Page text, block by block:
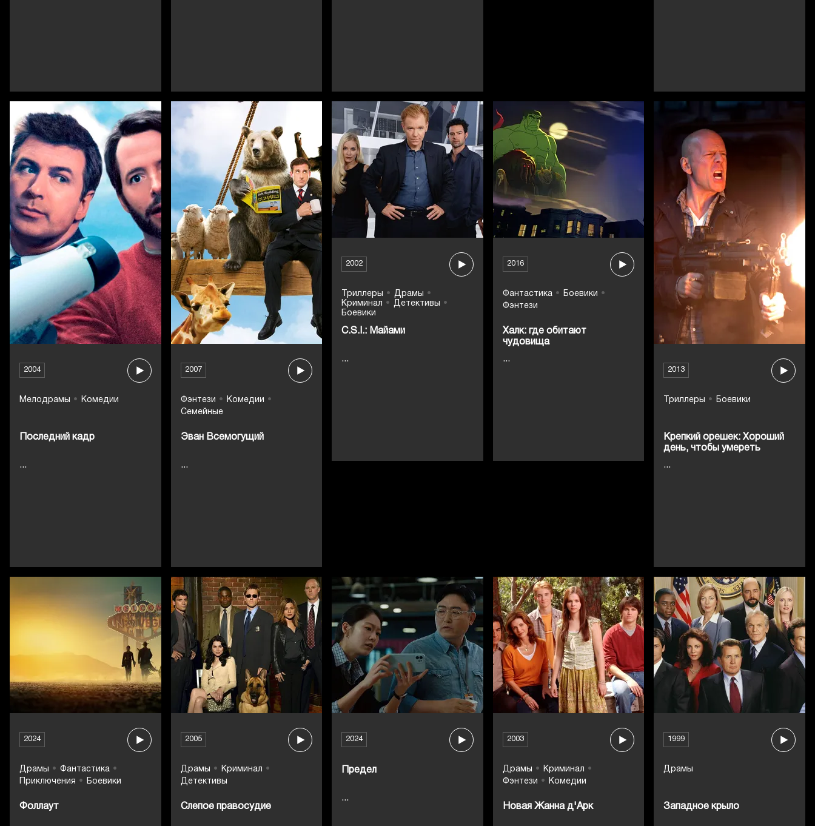
2004
Мелодрамы Комедии
Последний кадр
...
2007
Фэнтези
Комедии
Семейные
Эван Всемогущий
...
2002
Триллеры
Драмы
Криминал
Детективы
Боевики
C.S.I.: Майами
...
2016
Фантастика
Боевики
Фэнтези
Халк: где обитают
чудовища
...
2013
Триллеры Боевики
Крепкий орешек: Хороший
день, чтобы умереть
...
2024
Драмы
Фантастика
Приключения
Боевики
Фоллаут
2005
Драмы
Криминал
Детективы
Слепое правосудие
2024
Предел
...
2003
Драмы
Криминал
Фэнтези
Комедии
Новая Жанна д'Арк
1999
Драмы
Западное крыло